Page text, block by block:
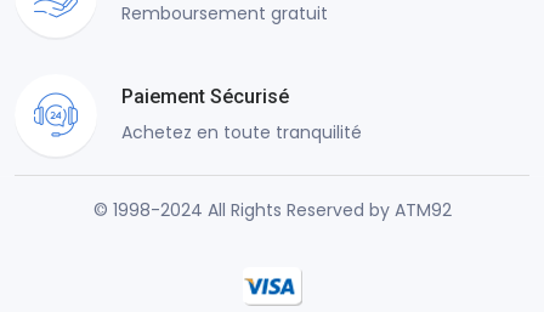
Remboursement gratuit
Paiement Sécurisé
Achetez en toute tranquilité
© 1998-2024 All Rights Reserved by ATM92